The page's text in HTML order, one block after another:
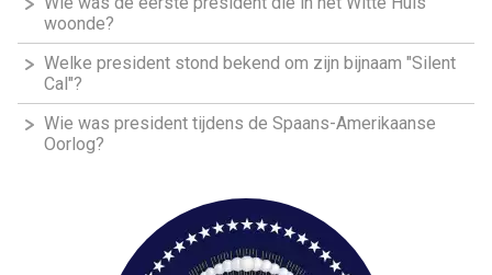
woonde?
Welke president stond bekend om zijn bijnaam "Silent
Cal"?
Wie was president tijdens de Spaans-Amerikaanse
Oorlog?